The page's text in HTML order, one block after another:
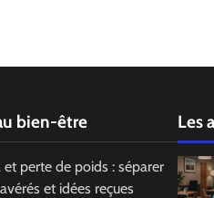
bien-être
et perte de poids : séparer
et idées reçues
Les